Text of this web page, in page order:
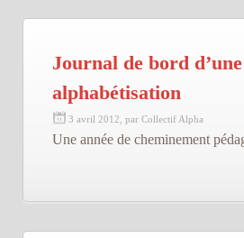
Journal de bord
alphabétisation
3 avril 2012, par Collectif Alpha
Une année de cheminement